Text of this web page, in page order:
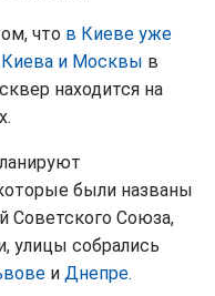
что в Киеве уже
и Москвы в
находится на
были названы
Советского Союза,
улицы собрались
и Днепре.